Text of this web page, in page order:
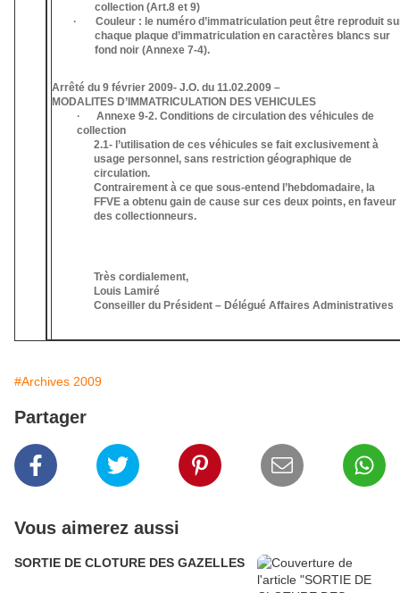
collection (Art.8 et 9)
· Couleur : le numéro d’immatriculation peut être reproduit
chaque plaque d’immatriculation en caractères blancs sur
fond noir (Annexe 7-4).
Arrêté du 9 février 2009- J.O. du 11.02.2009 –
MODALITES D’IMMATRICULATION DES VEHICULES
· Annexe 9-2. Conditions de circulation des véhicules de
collection
2.1- l’utilisation de ces véhicules se fait exclusivement à
usage personnel, sans restriction géographique de
circulation.
Contrairement à ce que sous-entend l’hebdomadaire, la
FFVE a obtenu gain de cause sur ces deux points, en faveur
des collectionneurs.
Très cordialement,
Louis Lamiré
Conseiller du Président – Délégué Affaires Administratives
#Archives 2009
Partager
Vous aimerez aussi
SORTIE DE CLOTURE DES GAZELLES